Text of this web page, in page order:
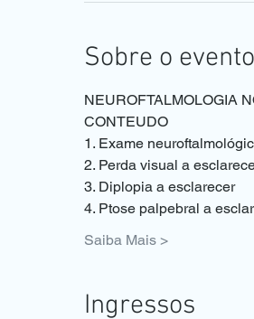
Sobre o evento
NEUROFTALMOLOGIA
CONTEUDO
1. Exame
2. Perda visual a
3. Diplopia a esclarecer
4. Ptose palpebral a
Saiba Mais >
Ingressos